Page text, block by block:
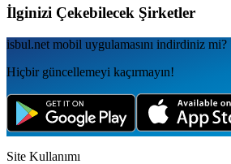
İlginizi Çekebilecek Şirketler
isbul.net mobil uygulamаsını indirdiniz mi?
Hiçbir güncellemeyi kaçırmayın!
Site Kullanımı